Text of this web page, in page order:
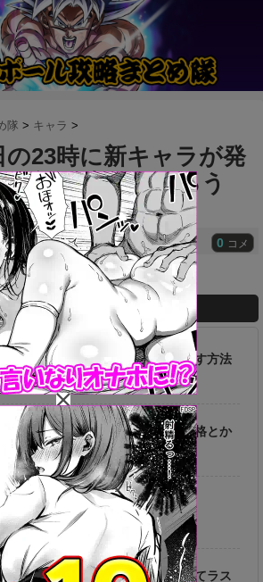
隊 > キャラ >
の23時に新キャラが発
、誰が来るんだろう
0 コメ
時空ラッシュは一つ前からやり直す方法
…？
ジットゴジータってどっちが主人格とか
け
クソ過ぎワロタｗｗｗｗｗｗ
ブロリーはそのキャラ性も相まってラス